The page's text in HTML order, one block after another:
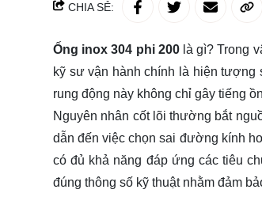
CHIA SẺ:
Ống inox 304 phi 200là gì? Trong
kỹ sư vận hành chính là hiện
rung động này không chỉ gây tiếng
Nguyên nhân cốt lõi thường bắt
dẫn đến việc chọn sai đường kính
có đủ khả năng đáp ứng các tiêu
đúng thông số kỹ thuật nhằm đảm